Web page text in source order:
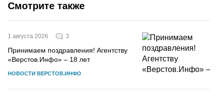
Смотрите также
1 августа 2026 3
Принимаем поздравления! Агентству
«Верстов.Инфо» – 18 лет
НОВОСТИ ВЕРСТОВ.ИНФО